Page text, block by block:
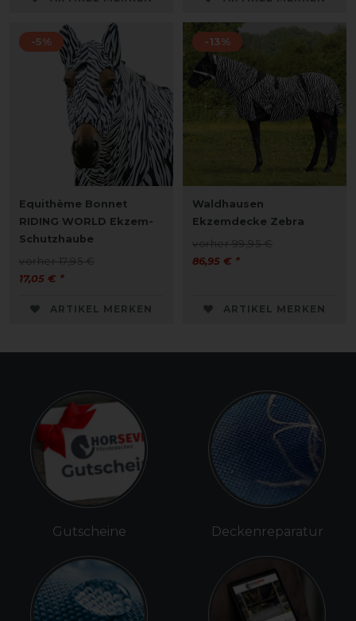
-5%
Equithème Bonnet
RIDING WORLD Ekzem-
Schutzhaube
vorher 17,95 €
17,05 € *
ARTIKEL MERKEN
-13%
Waldhausen
Ekzemdecke Zebra
vorher 99,95 €
86,95 € *
ARTIKEL MERKEN
Gutscheine Deckenreparatur